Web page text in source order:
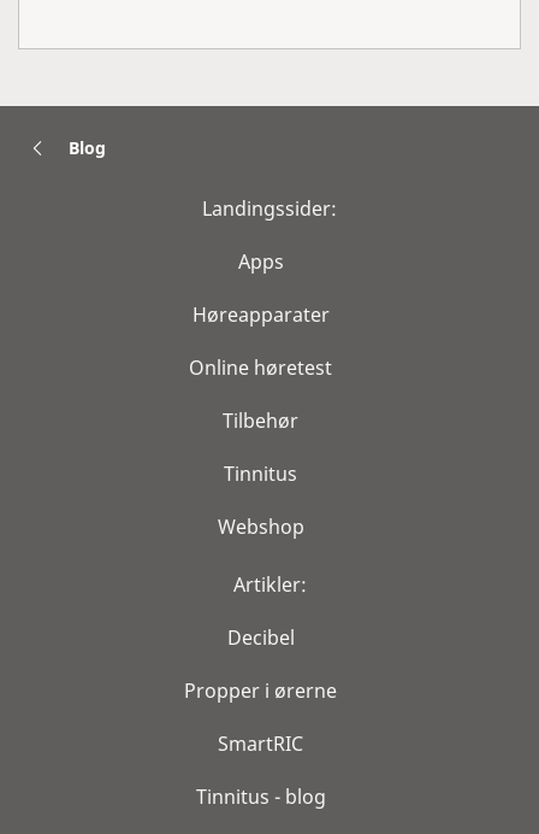
Blog
Landingssider:
Apps
Høreapparater
Online høretest
Tilbehør
Tinnitus
Webshop
Artikler:
Decibel
Propper i ørerne
SmartRIC
Tinnitus - blog